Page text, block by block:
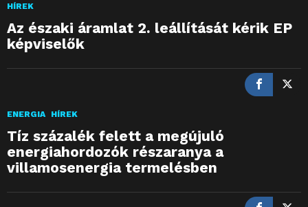
HÍREK
Az északi áramlat 2. leállítását kérik EP
képviselők
ENERGIA HÍREK
Tíz százalék felett a megújuló
energiahordozók részaranya a
villamosenergia termelésben